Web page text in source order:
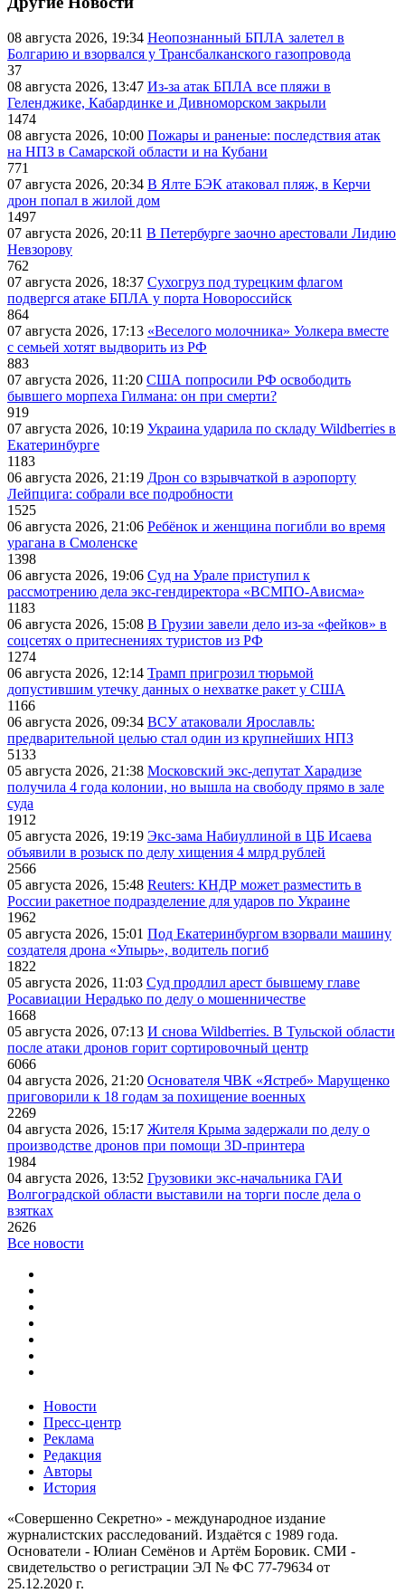
08 августа 2026, 19:34 Неопознанный БПЛА залетел в
Болгарию и взорвался у Трансбалканского газопровода
37
08 августа 2026, 13:47 Из-за атак БПЛА все пляжи в
Геленджике, Кабардинке и Дивноморском закрыли
1474
08 августа 2026, 10:00 Пожары и раненые: последствия атак
на НПЗ в Самарской области и на Кубани
771
07 августа 2026, 20:34 В Ялте БЭК атаковал пляж, в Керчи
дрон попал в жилой дом
1497
07 августа 2026, 20:11 В Петербурге заочно арестовали Лидию
Невзорову
762
07 августа 2026, 18:37 Сухогруз под турецким флагом
подвергся атаке БПЛА у порта Новороссийск
864
07 августа 2026, 17:13 «Веселого молочника» Уолкера вместе
с семьей хотят выдворить из РФ
883
07 августа 2026, 11:20 США попросили РФ освободить
бывшего морпеха Гилмана: он при смерти?
919
07 августа 2026, 10:19 Украина ударила по складу Wildberries в
Екатеринбурге
1183
06 августа 2026, 21:19 Дрон со взрывчаткой в аэропорту
Лейпцига: собрали все подробности
1525
06 августа 2026, 21:06 Ребёнок и женщина погибли во время
урагана в Смоленске
1398
06 августа 2026, 19:06 Суд на Урале приступил к
рассмотрению дела экс-гендиректора «ВСМПО-Ависма»
1183
06 августа 2026, 15:08 В Грузии завели дело из-за «фейков» в
соцсетях о притеснениях туристов из РФ
1274
06 августа 2026, 12:14 Трамп пригрозил тюрьмой
допустившим утечку данных о нехватке ракет у США
1166
06 августа 2026, 09:34 ВСУ атаковали Ярославль:
предварительной целью стал один из крупнейших НПЗ
5133
05 августа 2026, 21:38 Московский экс-депутат Харадизе
получила 4 года колонии, но вышла на свободу прямо в зале
суда
1912
05 августа 2026, 19:19 Экс-зама Набиуллиной в ЦБ Исаева
объявили в розыск по делу хищения 4 млрд рублей
2566
05 августа 2026, 15:48 Reuters: КНДР может разместить в
России ракетное подразделение для ударов по Украине
1962
05 августа 2026, 15:01 Под Екатеринбургом взорвали машину
создателя дрона «Упырь», водитель погиб
1822
05 августа 2026, 11:03 Суд продлил арест бывшему главе
Росавиации Нерадько по делу о мошенничестве
1668
05 августа 2026, 07:13 И снова Wildberries. В Тульской области
после атаки дронов горит сортировочный центр
6066
04 августа 2026, 21:20 Основателя ЧВК «Ястреб» Марущенко
приговорили к 18 годам за похищение военных
2269
04 августа 2026, 15:17 Жителя Крыма задержали по делу о
производстве дронов при помощи 3D‑принтера
1984
04 августа 2026, 13:52 Грузовики экс-начальника ГАИ
Волгоградской области выставили на торги после дела о
взятках
2626
Все новости
Новости
Пресс-центр
Реклама
Редакция
Авторы
История
«Совершенно Секретно» - международное издание
журналистских расследований. Издаётся с 1989 года.
Основатели - Юлиан Семёнов и Артём Боровик. CМИ -
свидетельство о регистрации ЭЛ № ФС 77-79634 от
25.12.2020 г.